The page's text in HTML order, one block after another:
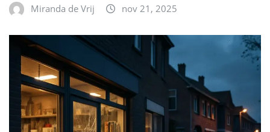
Miranda de Vrij nov 21, 2025